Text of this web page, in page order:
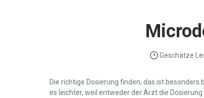
Geschätze
Die richtige Dosierung finden, das ist
es leichter, weil entweder der Arzt die